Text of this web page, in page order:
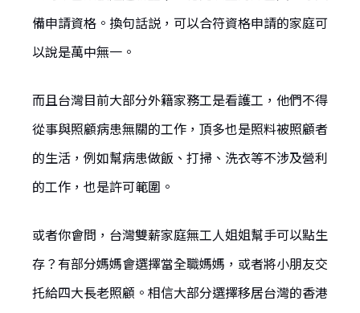
備申請資格。換句話説，可以合符資格申請的家庭可
以說是萬中無一。
而且台灣目前大部分外籍家務工是看護工，他們不得
從事與照顧病患無關的工作，頂多也是照料被照顧者
的生活，例如幫病患做飯、打掃、洗衣等不涉及營利
的工作，也是許可範圍。
或者你會問，台灣雙薪家庭無工人姐姐幫手可以點生
存？有部分媽媽會選擇當全職媽媽，或者將小朋友交
托給四大長老照顧。相信大部分選擇移居台灣的香港